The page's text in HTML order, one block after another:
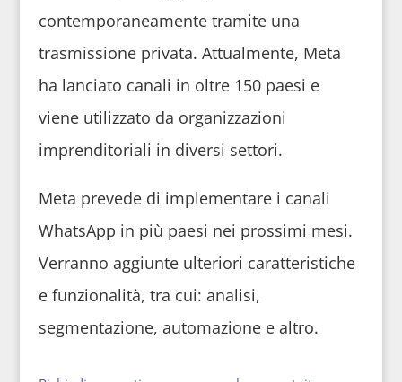
contemporaneamente tramite una
trasmissione privata. Attualmente, Meta
ha lanciato canali in oltre 150 paesi e
viene utilizzato da organizzazioni
imprenditoriali in diversi settori.
Meta prevede di implementare i canali
WhatsApp in più paesi nei prossimi mesi.
Verranno aggiunte ulteriori caratteristiche
e funzionalità, tra cui: analisi,
segmentazione, automazione e altro.